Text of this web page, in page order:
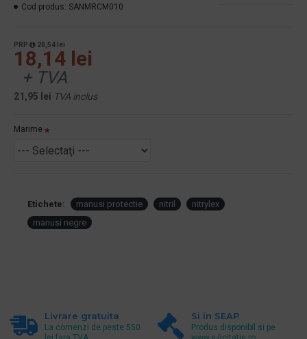
PRP 20,54 lei
18,14 lei
+ TVA
21,95 lei TVA inclus
Cod produs: SANMRCM010
Marime
Etichete: manusi protectie nitril
nitrylex
manusi negre
Livrare gratuita
La comenzi de peste 550
Si in SEAP
Produs disponibil si pe